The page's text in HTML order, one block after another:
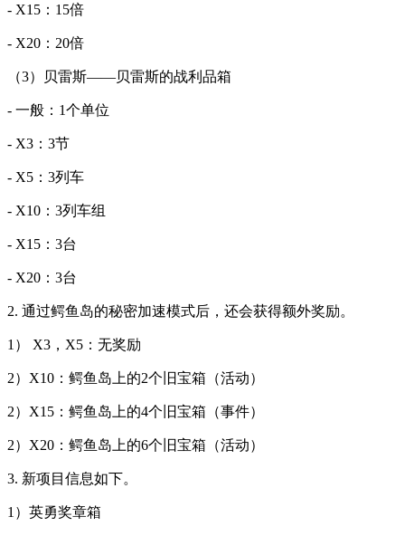
- X15：15倍
- X20：20倍
（3）贝雷斯——贝雷斯的战利品箱
- 一般：1个单位
- X3：3节
- X5：3列车
- X10：3列车组
- X15：3台
- X20：3台
2. 通过鳄鱼岛的秘密加速模式后，还会获得额外奖励。
1） X3，X5：无奖励
2）X10：鳄鱼岛上的2个旧宝箱（活动）
2）X15：鳄鱼岛上的4个旧宝箱（事件）
2）X20：鳄鱼岛上的6个旧宝箱（活动）
3. 新项目信息如下。
1）英勇奖章箱